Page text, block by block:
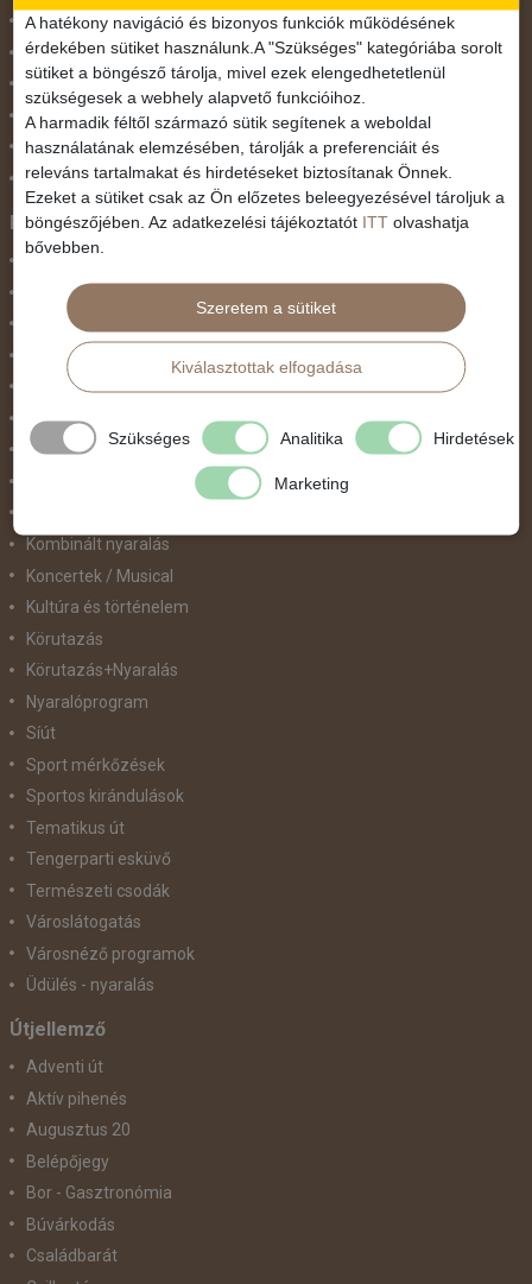
November 1.
Október 23.
Pünkösdi utazás
Szilveszter
Tavaszi szünet
Valentin nap
Programtípus
Belépőjegy
Egyéni út
Egzotikus út
Fesztiválok
Golfút
Gyalogtúra
Kombinált nyaralás
Koncertek / Musical
Kultúra és történelem
Körutazás
Körutazás+Nyaralás
Nyaralóprogram
Síút
Sport mérkőzések
Sportos kirándulások
Tematikus út
Tengerparti esküvő
Természeti csodák
Városlátogatás
Városnéző programok
Üdülés - nyaralás
Útjellemző
Adventi út
Aktív pihenés
Augusztus 20
Belépőjegy
Bor - Gasztronómia
Búvárkodás
Családbarát
A hatékony navigáció és bizonyos funkciók működésének
érdekében sütiket használunk.A "Szükséges" kategóriába sorolt
sütiket a böngésző tárolja, mivel ezek elengedhetetlenül
szükségesek a webhely alapvető funkcióihoz.
A harmadik féltől származó sütik segítenek a weboldal
használatának elemzésében, tárolják a preferenciáit és
releváns tartalmakat és hirdetéseket biztosítanak Önnek.
Ezeket a sütiket csak az Ön előzetes beleegyezésével tároljuk a
böngészőjében. Az adatkezelési tájékoztatót ITT olvashatja
bővebben.
Szeretem a sütiket
Kiválasztottak elfogadása
Szükséges Analitika Hirdetések
Marketing